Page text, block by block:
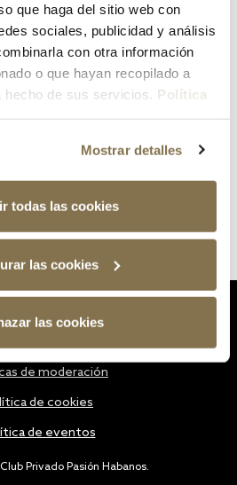
que haga del sitio web con
sociales, publicidad y análisis
con otra información
o que hayan recopilado a
de sus servicios. Política
Mostrar detalles
todas las cookies
las cookies
las cookies
Privado Pasión Habanos.
de moderación
de cookies
de eventos